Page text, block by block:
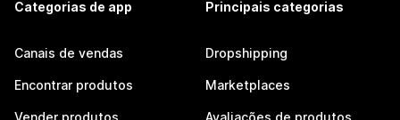
Categorias de app
Canais de vendas
Encontrar produtos
Vender produtos
Principais categorias
Dropshipping
Marketplaces
Avaliações de produtos